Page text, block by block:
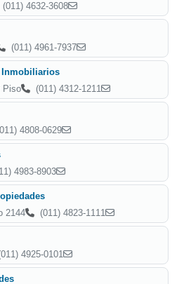
(011) 4632-3608
(011) 4961-7937
Inmobiliarios
Piso
(011) 4312-1211
4808-0629
4983-8903
2144
(011) 4823-1111
4925-0101